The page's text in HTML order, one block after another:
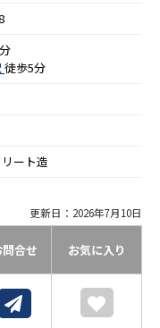
徒歩5分
ート造
更新日：2026年7月10日
問合せ お気に入り